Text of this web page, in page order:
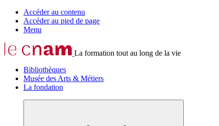
Accéder au contenu
Accéder au pied de page
Menu
La formation tout au long de la vie
Bibliothèques
Musée des Arts & Métiers
La fondation